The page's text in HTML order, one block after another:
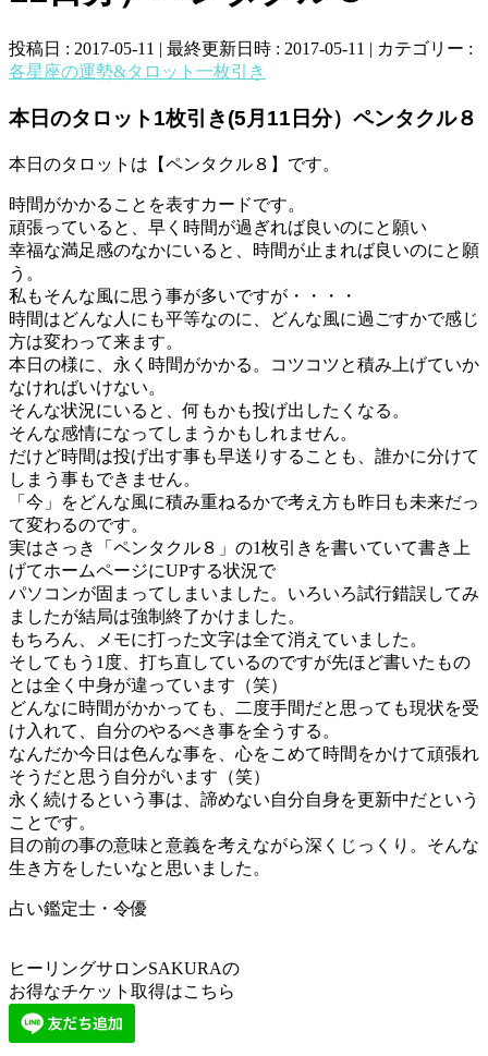
投稿日 : 2017-05-11 最終更新日時 : 2017-05-11
カテゴリー :
各星座の運勢&タロット一枚引き
本日のタロット1枚引き(5月11日分）ペンタクル８
本日のタロットは【ペンタクル８】です。
時間がかかることを表すカードです。
頑張っていると、早く時間が過ぎれば良いのにと願い
幸福な満足感のなかにいると、時間が止まれば良いのにと願
う。
私もそんな風に思う事が多いですが・・・・
時間はどんな人にも平等なのに、どんな風に過ごすかで感じ
方は変わって来ます。
本日の様に、永く時間がかかる。コツコツと積み上げていか
なければいけない。
そんな状況にいると、何もかも投げ出したくなる。
そんな感情になってしまうかもしれません。
だけど時間は投げ出す事も早送りすることも、誰かに分けて
しまう事もできません。
「今」をどんな風に積み重ねるかで考え方も昨日も未来だっ
て変わるのです。
実はさっき「ペンタクル８」の1枚引きを書いていて書き上
げてホームページにUPする状況で
パソコンが固まってしまいました。いろいろ試行錯誤してみ
ましたが結局は強制終了かけました。
もちろん、メモに打った文字は全て消えていました。
そしてもう1度、打ち直しているのですが先ほど書いたもの
とは全く中身が違っています（笑）
どんなに時間がかかっても、二度手間だと思っても現状を受
け入れて、自分のやるべき事を全うする。
なんだか今日は色んな事を、心をこめて時間をかけて頑張れ
そうだと思う自分がいます（笑）
永く続けるという事は、諦めない自分自身を更新中だという
ことです。
目の前の事の意味と意義を考えながら深くじっくり。そんな
生き方をしたいなと思いました。
占い鑑定士・令優
ヒーリングサロンSAKURAの
お得なチケット取得はこちら